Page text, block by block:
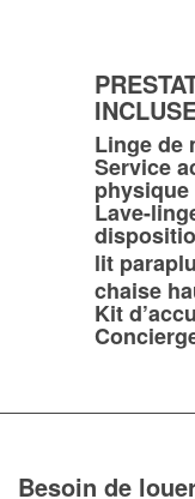
Linge de
Service
physique
Lave-
lit
chaise
Kit
Besoin de